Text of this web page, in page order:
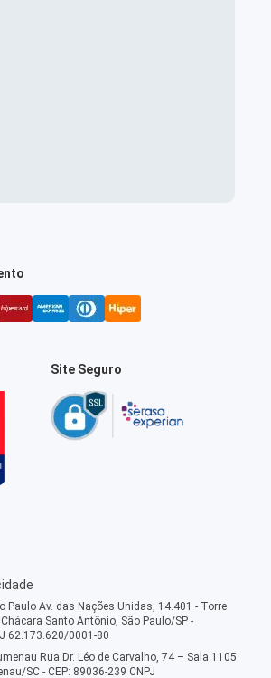
Site Seguro
Paulo Av. das Nações Unidas, 14.401 - Torre
Santo Antônio, São Paulo/SP -
62.173.620/0001-80
Rua Dr. Léo de Carvalho, 74 – Sala 1105
SC - CEP: 89036-239 CNPJ